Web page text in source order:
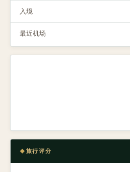
入境
最近机场
旅行评分